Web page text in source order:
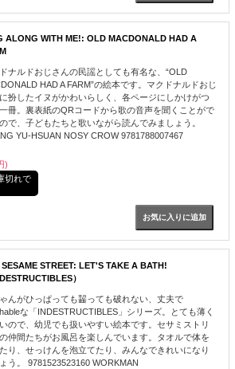
ALONG WITH ME!: OLD MACDONALD HAD A
ナルドおじさんの民謡としても有名な、“OLD
HAD A FARM”の絵本です。マクドナルドおじ
扮したイヌがかわいらしく、各ページにしかけがつ
冊。裏表紙のQRコードから歌の音声を聞くことがで
で、子どもたちと歌いながら読んでみましょう。
YU-HSUAN NOSY CROW 9781788007467
)
切れで
STREET: LET'S TAKE A BATH!
）
んがひっぱっても齧っても破れない、丈夫で
な「INDESTRUCTIBLES」シリーズ。とても薄く
ので、幼児でも扱いやすい絵本です。セサミストリ
仲間たちがお風呂を楽しんでいます。タオルで体を
り、せっけんを泡立てたり、みんなできれいになり
う。 9781523523160 WORKMAN